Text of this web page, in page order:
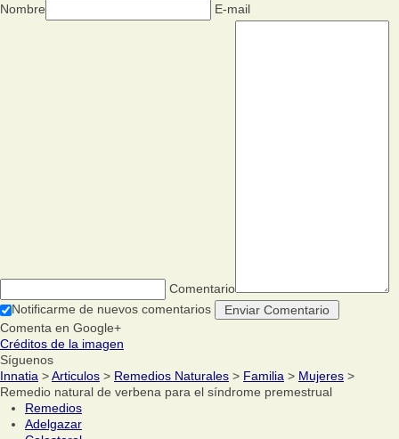
Nombre
E-mail
Comentario
Notificarme de nuevos comentarios
Comenta en Google+
Créditos de la imagen
Síguenos
Innatia >Articulos > Remedios Naturales > Familia > Mujeres >
Remedio natural de verbena para el síndrome premestrual
Remedios
Adelgazar